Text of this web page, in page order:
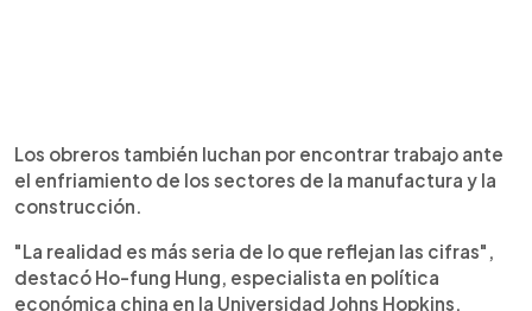
Los obreros también luchan por encontrar trabajo ante
el enfriamiento de los sectores de la manufactura y la
construcción.
"La realidad es más seria de lo que reflejan las cifras",
destacó Ho-fung Hung, especialista en política
económica china en la Universidad Johns Hopkins.